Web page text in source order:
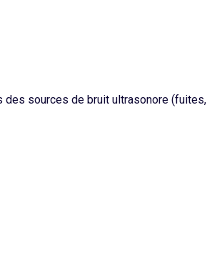
des sources de bruit ultrasonore (fuites,